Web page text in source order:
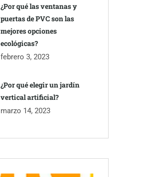
¿Por qué las ventanas y
puertas de PVC son las
mejores opciones
ecológicas?
febrero 3, 2023
¿Por qué elegir un jardín
vertical artificial?
marzo 14, 2023